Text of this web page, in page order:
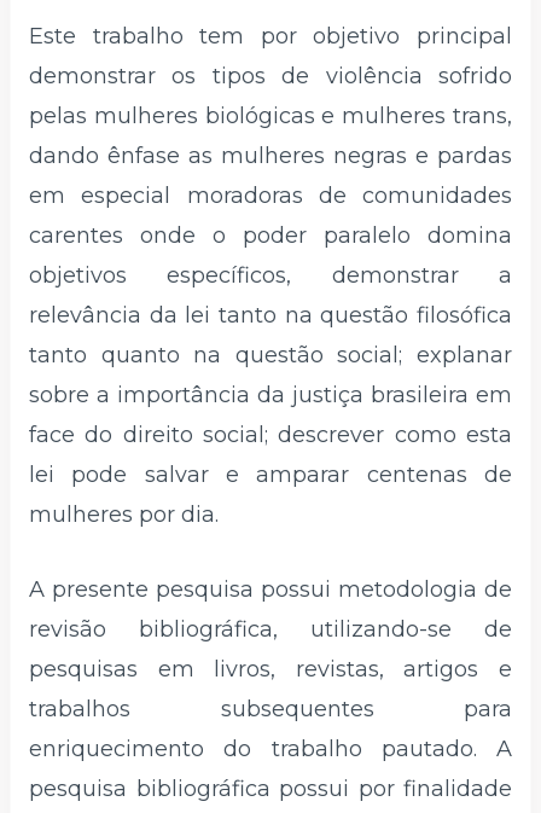
Este trabalho tem por objetivo principal
demonstrar os tipos de violência sofrido
pelas mulheres biológicas e mulheres trans,
dando ênfase as mulheres negras e pardas
em especial moradoras de comunidades
carentes onde o poder paralelo domina
objetivos específicos, demonstrar a
relevância da lei tanto na questão filosófica
tanto quanto na questão social; explanar
sobre a importância da justiça brasileira em
face do direito social; descrever como esta
lei pode salvar e amparar centenas de
mulheres por dia.
A presente pesquisa possui metodologia de
revisão bibliográfica, utilizando-se de
pesquisas em livros, revistas, artigos e
trabalhos subsequentes para
enriquecimento do trabalho pautado. A
pesquisa bibliográfica possui por finalidade